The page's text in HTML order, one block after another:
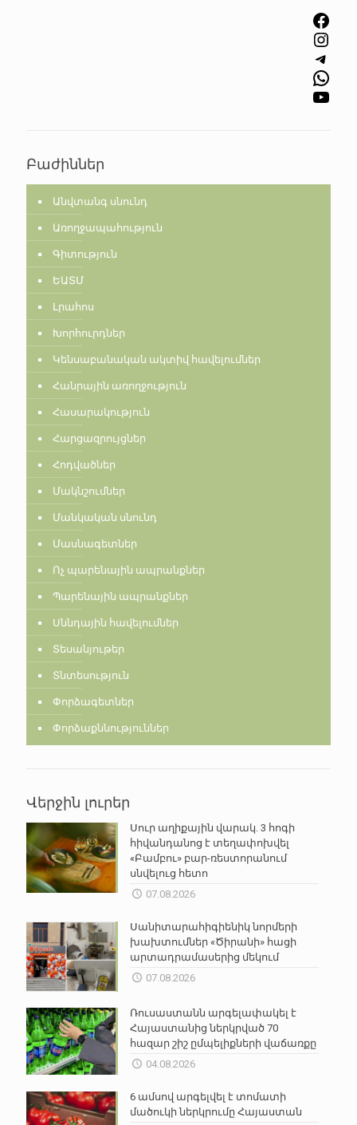
Facebook
Instagram
Telegram
WhatsApp
YouTube
Բաժիններ
Անվտանգ սնունդ
Առողջապահություն
Գիտություն
ԵԱՏՄ
Լրահոս
Խորհուրդներ
Կենսաբանական ակտիվ հավելումներ
Հանրային առողջություն
Հասարակություն
Հարցազրույցներ
Հոդվածներ
Մակնշումներ
Մանկական սնունդ
Մասնագետներ
Ոչ պարենային ապրանքներ
Պարենային ապրանքներ
Սննդային հավելումներ
Տեսանյութեր
Տնտեսություն
Փորձագետներ
Փորձաքննություններ
Վերջին լուրեր
Սուր աղիքային վարակ. 3 հոգի
հիվանդանոց է տեղափոխվել
«Բամբու» բար-ռեստորանում
սնվելուց հետո
07.08.2026
Սանիտարահիգիենիկ նորմերի
խախտումներ «Ծիրանի» հացի
արտադրամասերից մեկում
07.08.2026
Ռուսաստանն արգելափակել է
Հայաստանից ներկրված 70
հազար շիշ ըմպելիքների վաճառքը
04.08.2026
6 ամսով արգելվել է տոմատի
մածուկի ներկրումը Հայաստան